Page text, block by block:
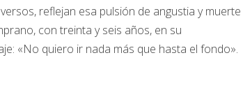
reflejan esa pulsión de angustia y muerte
con treinta y seis años, en su
«No quiero ir nada más que hasta el fondo».